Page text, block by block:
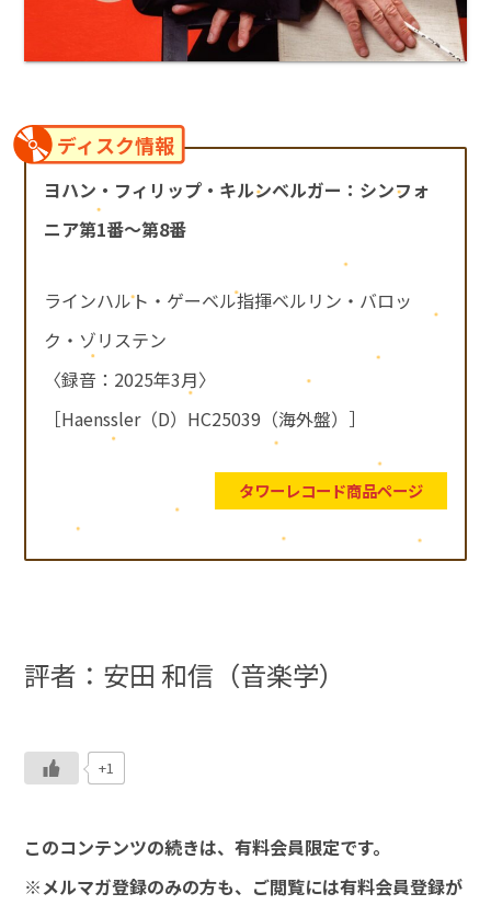
ディスク情報
ヨハン・フィリップ・キルンベルガー：シンフォ
ニア第1番～第8番
ラインハルト・ゲーベル指揮ベルリン・バロッ
ク・ゾリステン
〈録音：2025年3月〉
［Haenssler（D）HC25039（海外盤）］
タワーレコード商品ページ
評者：安田 和信（音楽学）
+1
このコンテンツの続きは、有料会員限定です。
※メルマガ登録のみの方も、ご閲覧には有料会員登録が